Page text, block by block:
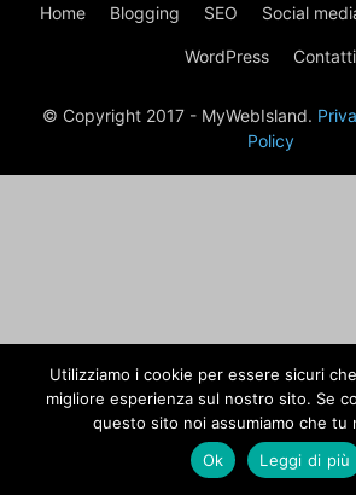
Home Blogging SEO Social
WordPress Contatti
© Copyright 2017 - MyWebIsland.
Policy
Utilizziamo i cookie per essere sicuri
migliore esperienza sul nostro sito. Se
questo sito noi assumiamo che tu
Ok
Leggi di più